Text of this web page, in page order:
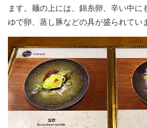
ます。麺の上には、錦糸卵、辛い中に
ゆで卵、蒸し豚などの具が盛られてい